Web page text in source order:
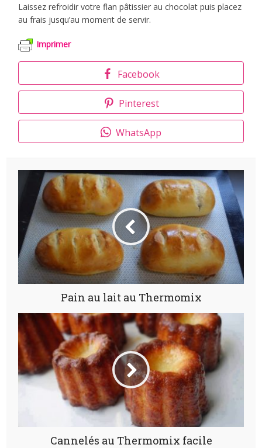
Laissez refroidir votre flan pâtissier au chocolat puis placez
au frais jusqu’au moment de servir.
Imprimer
Facebook
Pinterest
WhatsApp
Pain au lait au Thermomix
Cannelés au Thermomix facile